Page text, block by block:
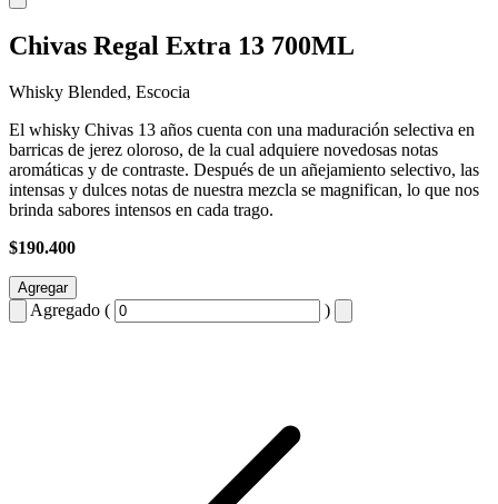
Chivas Regal Extra 13 700ML
Whisky Blended, Escocia
El whisky Chivas 13 años cuenta con una maduración selectiva en
barricas de jerez oloroso, de la cual adquiere novedosas notas
aromáticas y de contraste. Después de un añejamiento selectivo, las
intensas y dulces notas de nuestra mezcla se magnifican, lo que nos
brinda sabores intensos en cada trago.
$190.400
Agregar
Agregado ( )